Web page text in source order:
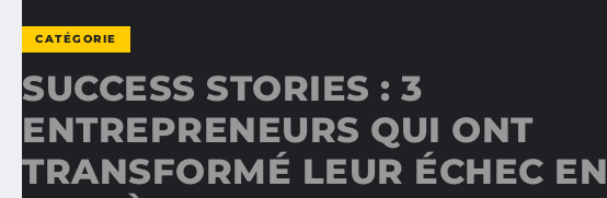
CATÉGORIE
SUCCESS STORIES : 3
ENTREPRENEURS QUI ONT
TRANSFORMÉ LEUR ÉCHEC EN